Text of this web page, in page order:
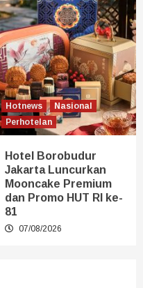
Hotnews
Nasional
Perhotelan
Hotel Borobudur
Jakarta Luncurkan
Mooncake Premium
dan Promo HUT RI ke-
81
07/08/2026